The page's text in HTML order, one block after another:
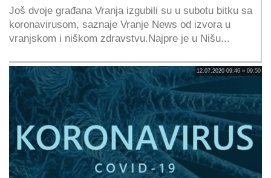
Još dvoje građana Vranja izgubili su u subotu bitku sa
koronavirusom, saznaje Vranje News od izvora u
vranjskom i niškom zdravstvu.Najpre je u Nišu...
12.07.2020 09:46 » 09:50